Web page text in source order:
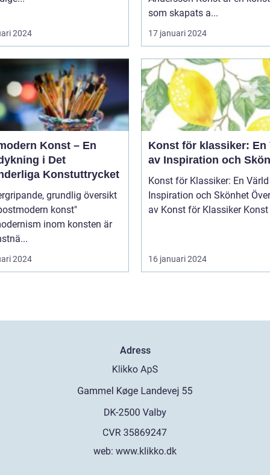
2024
som skapats a...
17 januari 2024
Konst – En
i Det
Konstuttrycket
grundlig översikt
konst"
inom konsten är
2024
Konst för klassiker: En
av Inspiration och
Konst för Klassiker: En
Inspiration och Skönhet Översikt
av Konst för
16 januari 2024
Adress
web: www.klikko.dk